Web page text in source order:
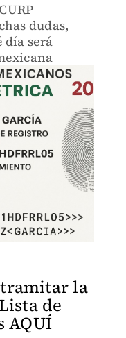
dudas,
día será
tramitar la
de
AQUÍ